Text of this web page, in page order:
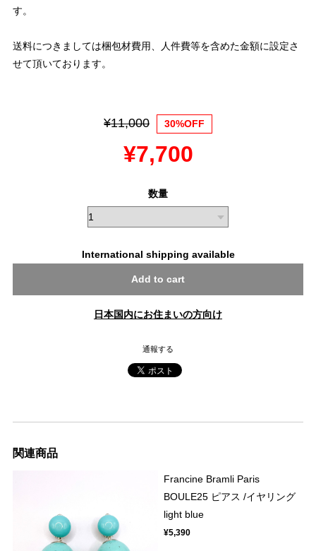
す。
送料につきましては梱包材費用、人件費等を含めた金額に設定さ
せて頂いております。
¥11,000 30%OFF
¥7,700
数量
International shipping available
Add to cart
日本国内にお住まいの方向け
通報する
関連商品
Francine Bramli Paris
BOULE25 ピアス /イヤリング
light blue
¥5,390